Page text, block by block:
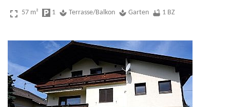
fullscreen 57 m² local_parking 1 spa Terrasse/Balkon spa Garten bathtub 1 BZ